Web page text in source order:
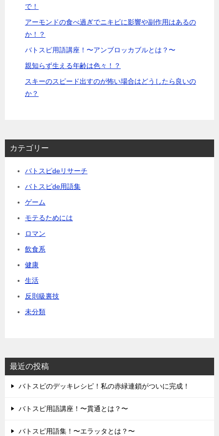
で！
アーモンドの食べ過ぎでニキビに影響や副作用はあるの
か！？
バトスピ用語講座！〜アンブロッカブルとは？〜
親知らず生える年齢は色々！？
スキーのスピード出すのが怖い場合はどうしたら良いの
か？
カテゴリー
バトスピdeリサーチ
バトスピde用語集
ゲーム
モテるためには
ロマン
飲食系
健康
生活
反則級裏技
未分類
最近の投稿
バトスピのデッキレシピ！私の赤緑連鎖がついに完成！
バトスピ用語講座！〜貫通とは？〜
バトスピ用語集！〜エラッタとは？〜